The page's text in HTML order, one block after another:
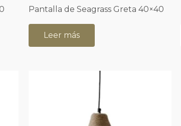
Pantalla de Seagrass Greta 40×40
Leer más